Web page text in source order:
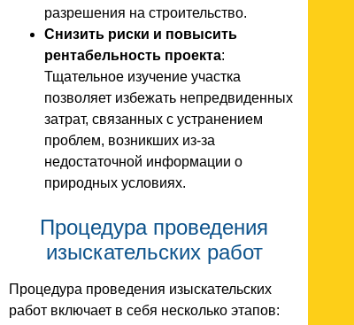
разрешения на строительство.
Снизить риски и повысить
рентабельность проекта:
Тщательное изучение участка
позволяет избежать непредвиденных
затрат, связанных с устранением
проблем, возникших из-за
недостаточной информации о
природных условиях.
Процедура проведения
изыскательских работ
Процедура проведения изыскательских
работ включает в себя несколько этапов: